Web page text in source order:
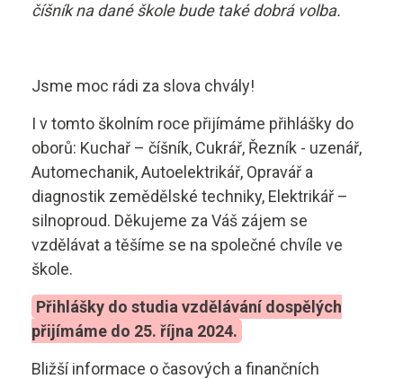
číšník na dané škole bude také dobrá volba.
Jsme moc rádi za slova chvály!
I v tomto školním roce přijímáme přihlášky do
oborů: Kuchař – číšník, Cukrář, Řezník - uzenář,
Automechanik, Autoelektrikář, Opravář a
diagnostik zemědělské techniky, Elektrikář –
silnoproud. Děkujeme za Váš zájem se
vzdělávat a těšíme se na společné chvíle ve
škole.
Přihlášky do studia vzdělávání dospělých
přijímáme do 25. října 2024.
Bližší informace o časových a finančních